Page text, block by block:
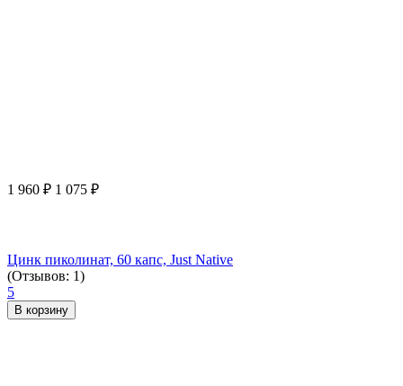
1 960 ₽ 1 075 ₽
Цинк пиколинат, 60 капс, Just Native
(Отзывов: 1)
5
В корзину